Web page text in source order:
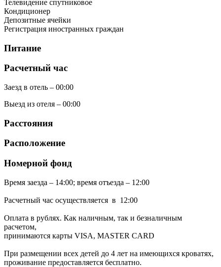
Телевидение спутниковое
Кондиционер
Депозитные ячейки
Регистрация иностранных граждан
Питание
Расчетный час
Заезд в отель – 00:00
Выезд из отеля – 00:00
Расстояния
Расположение
Номерной фонд
Время заезда – 14:00; время отъезда – 12:00
Расчетный час осуществляется в 12:00
Оплата в рублях. Как наличным, так и безналичным
расчетом,
принимаются карты VISA, MASTER CARD
При размещении всех детей до 4 лет на имеющихся кроватях,
проживание предоставляется бесплатно.